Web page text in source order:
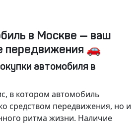
в Москве — ваш
передвижения 🚗
автомобиля в
в котором автомобиль
средством передвижения, но и
ритма жизни. Наличие